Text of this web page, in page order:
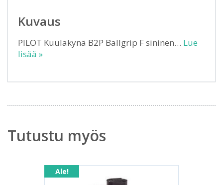
Kuvaus
PILOT Kuulakynä B2P Ballgrip F sininen… Lue
lisää »
Tutustu myös
Ale!